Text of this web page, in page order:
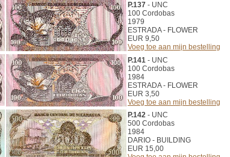
P.137 - UNC
100 Cordobas
1979
ESTRADA - FLOWER
EUR 9,50
Voeg toe aan mijn bestelling
P.141 - UNC
100 Cordobas
1984
ESTRADA - FLOWER
EUR 3,50
Voeg toe aan mijn bestelling
P.142 - UNC
500 Cordobas
1984
DARIO - BUILDING
EUR 15,00